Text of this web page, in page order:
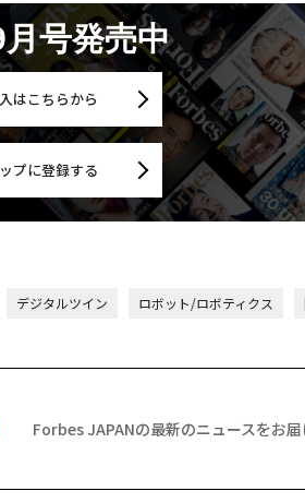
号発売中
はこちらから
プに登録する
デジタルツイン ロボット/ロボティクス
Forbes JAPANの最新のニュースをお